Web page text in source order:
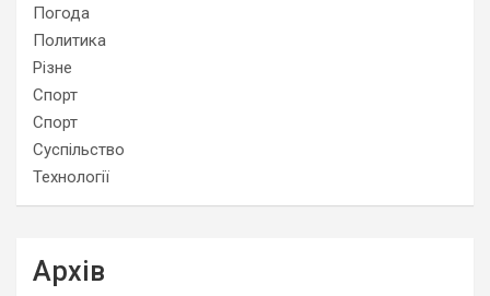
Погода
Политика
Різне
Спорт
Спорт
Суспільство
Технології
Архів